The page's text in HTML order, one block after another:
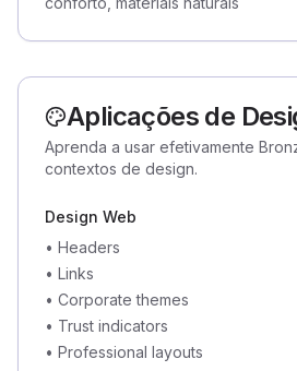
Aplicações de
Aprenda a usar efetivamente
contextos de design.
Design Web
• Headers
• Links
• Corporate themes
• Trust indicators
• Professional layouts